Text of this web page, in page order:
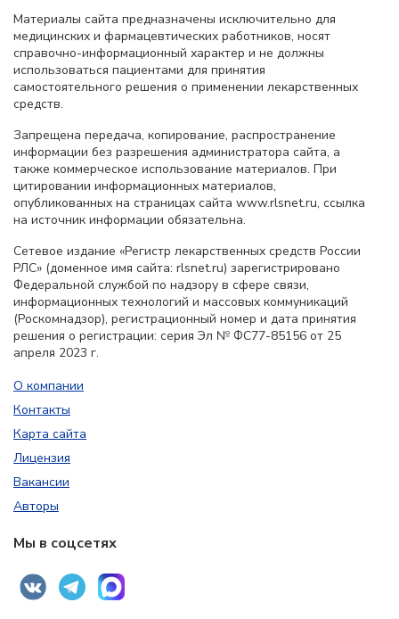
Материалы сайта предназначены исключительно для
медицинских и фармацевтических работников, носят
справочно-информационный характер и не должны
использоваться пациентами для принятия
самостоятельного решения о применении лекарственных
средств.
Запрещена передача, копирование, распространение
информации без разрешения администратора сайта, а
также коммерческое использование материалов. При
цитировании информационных материалов,
опубликованных на страницах сайта www.rlsnet.ru, ссылка
на источник информации обязательна.
Сетевое издание «Регистр лекарственных средств России
РЛС» (доменное имя сайта: rlsnet.ru) зарегистрировано
Федеральной службой по надзору в сфере связи,
информационных технологий и массовых коммуникаций
(Роскомнадзор), регистрационный номер и дата принятия
решения о регистрации: серия Эл № ФС77-85156 от 25
апреля 2023 г.
О компании
Контакты
Карта сайта
Лицензия
Вакансии
Авторы
Мы в соцсетях